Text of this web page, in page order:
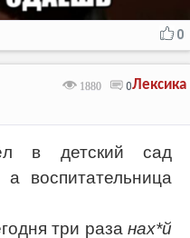
0
Лексика
1880 0
в детский сад
воспитательница
три раза нах*й